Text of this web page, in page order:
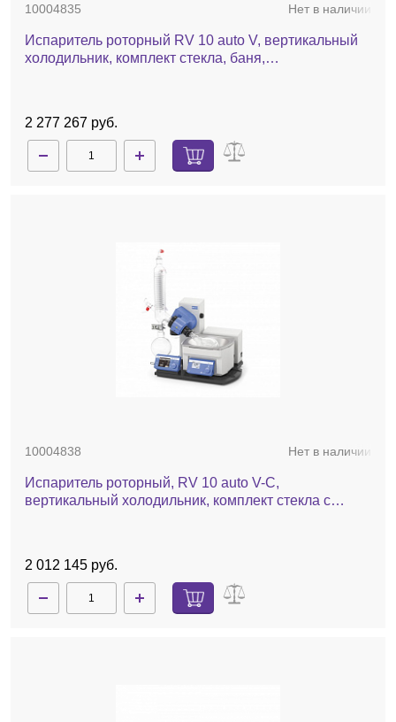
10004835 Нет в наличии
Испаритель роторный RV 10 auto V, вертикальный
холодильник, комплект стекла, баня,
2 277 267 руб.
10004838 Нет в наличии
Испаритель роторный, RV 10 auto V-С,
вертикальный холодильник, комплект стекла c
2 012 145 руб.